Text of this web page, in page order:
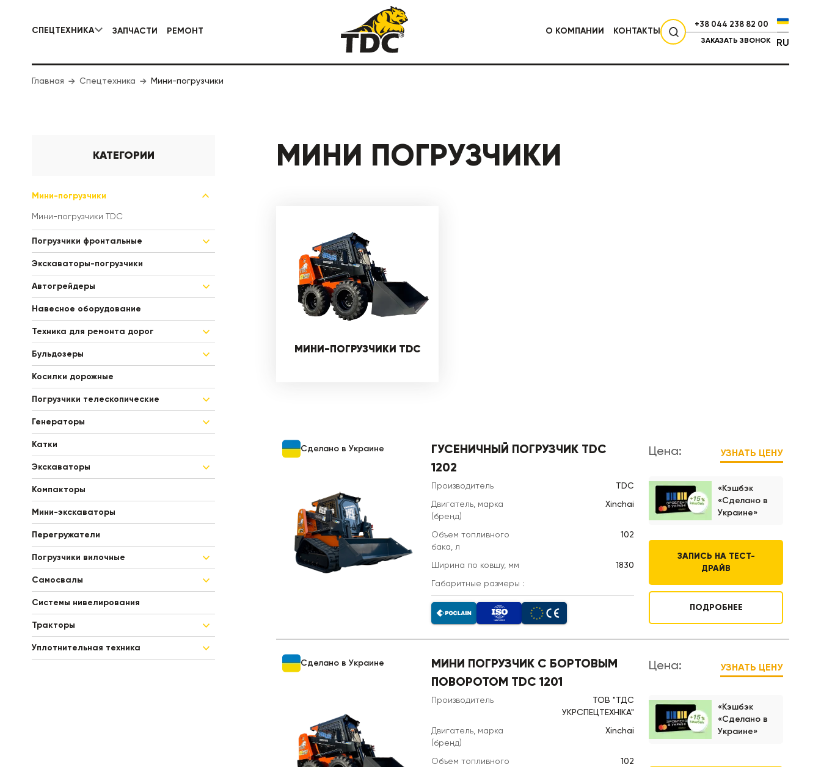
СПЕЦТЕХНИКА
КОММУНАЛЬНАЯ СПЕЦТЕХНИКА
ЛОГИСТИЧЕСКАЯ СПЕЦТЕХНИКА
ЗАПЧАСТИ РЕМОНТ О КОМПАНИИ КОНТАКТЫ
+38 044 238 82 00
ЗАКАЗАТЬ ЗВОНОК RU
Главная Спецтехника Мини-погрузчики
КАТЕГОРИИ
Мини-погрузчики
Мини-погрузчики TDC
Погрузчики фронтальные
Экскаваторы-погрузчики
Автогрейдеры
Навесное оборудование
Техника для ремонта дорог
Бульдозеры
Косилки дорожные
Погрузчики телескопические
Генераторы
Катки
Экскаваторы
Компакторы
Мини-экскаваторы
Перегружатели
Погрузчики вилочные
Самосвалы
Системы нивелирования
Тракторы
Уплотнительная техника
МИНИ ПОГРУЗЧИКИ
МИНИ-ПОГРУЗЧИКИ TDC
Сделано в Украине
ГУСЕНИЧНЫЙ ПОГРУЗЧИК TDC
1202
Производитель
TDC
Двигатель, марка
(бренд)
Xinchai
Объем топливного
бака, л
102
Ширина по ковшу, мм
1830
Габаритные размеры :
Цена: УЗНАТЬ ЦЕНУ
«Кэшбэк
«Сделано в
Украине»
ЗАПИСЬ НА ТЕСТ-
ДРАЙВ
ПОДРОБНЕЕ
Сделано в Украине
МИНИ ПОГРУЗЧИК С БОРТОВЫМ
ПОВОРОТОМ TDC 1201
Производитель
ТОВ "ТДС
УКРСПЕЦТЕХНІКА"
Двигатель, марка
(бренд)
Xinchai
Объем топливного
102
Цена: УЗНАТЬ ЦЕНУ
«Кэшбэк
«Сделано в
Украине»